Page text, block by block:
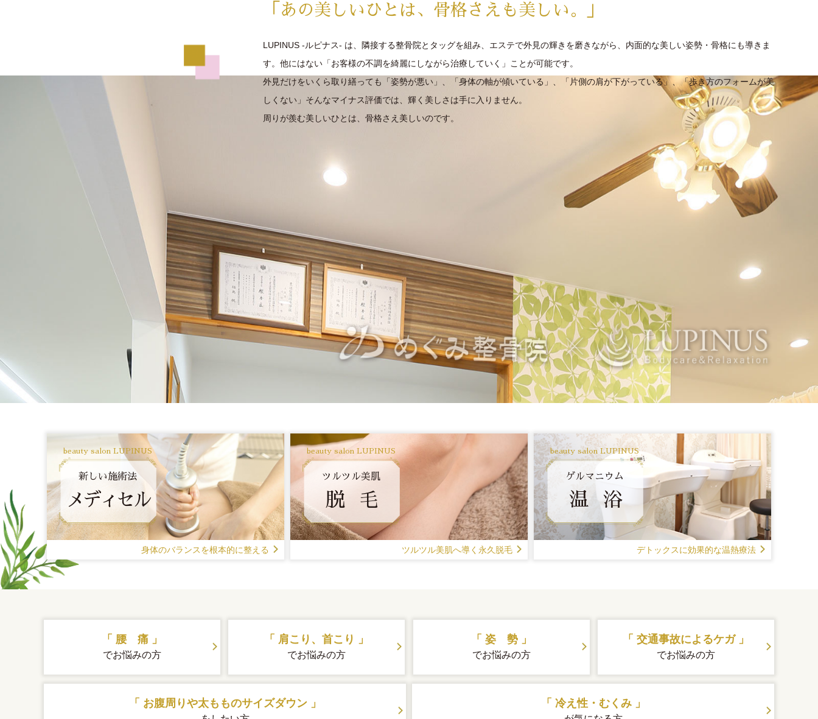
「あの美しいひとは、骨格さえも美しい。」
LUPINUS -ルピナス- は、隣接する整骨院とタッグを組み、エステで外見の輝きを磨きながら、内面的な美しい姿勢・骨格にも導きま
す。他にはない「お客様の不調を綺麗にしながら治療していく」ことが可能です。
外見だけをいくら取り繕っても「姿勢が悪い」、「身体の軸が傾いている」、「片側の肩が下がっている」、「歩き方のフォームが美
しくない」そんなマイナス評価では、輝く美しさは手に入りません。
周りが羨む美しいひとは、骨格さえ美しいのです。
beauty salon LUPINUS
新しい施術法
メディセル
身体のバランスを根本的に整える
beauty salon LUPINUS
ツルツル美肌
脱 毛
ツルツル美肌へ導く永久脱毛
beauty salon LUPINUS
ゲルマニウム
温 浴
デトックスに効果的な温熱療法
「 腰 痛 」
でお悩みの方
「 肩こり、首こり 」
でお悩みの方
「 姿 勢 」
でお悩みの方
「 交通事故によるケガ 」
でお悩みの方
「 お腹周りや太もものサイズダウン 」 「 冷え性・むくみ 」